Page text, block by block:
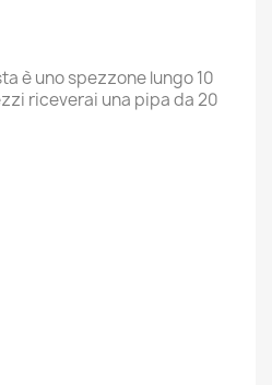
è uno spezzone lungo 10
riceverai una pipa da 20